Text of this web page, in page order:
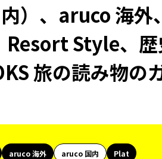
）、aruco 海外
Resort Style、
旅の読み物の
aruco 海外 aruco 国内
Plat